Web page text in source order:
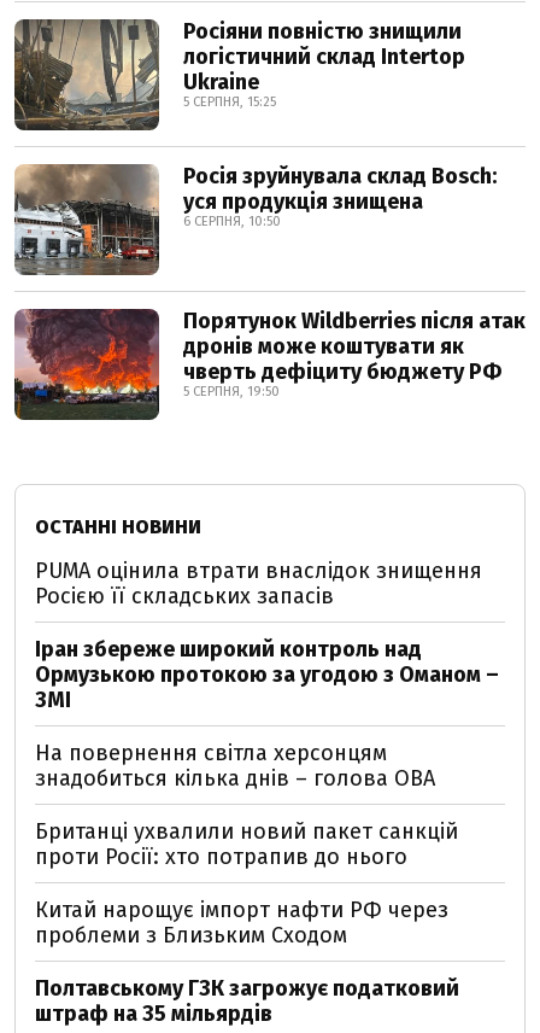
Росіяни повністю знищили
логістичний склад Intertop
Ukraine
5 СЕРПНЯ, 15:25
Росія зруйнувала склад Bosch:
уся продукція знищена
6 СЕРПНЯ, 10:50
Порятунок Wildberries після атак
дронів може коштувати як
чверть дефіциту бюджету РФ
5 СЕРПНЯ, 19:50
ОСТАННІ НОВИНИ
PUMA оцінила втрати внаслідок знищення
Росією її складських запасів
Іран збереже широкий контроль над
Ормузькою протокою за угодою з Оманом –
ЗМІ
На повернення світла херсонцям
знадобиться кілька днів – голова ОВА
Британці ухвалили новий пакет санкцій
проти Росії: хто потрапив до нього
Китай нарощує імпорт нафти РФ через
проблеми з Близьким Сходом
Полтавському ГЗК загрожує податковий
штраф на 35 мільярдів